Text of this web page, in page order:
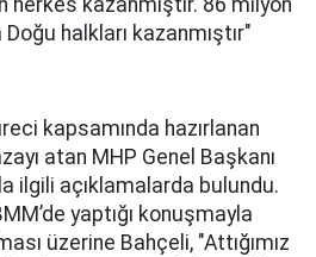
halkları kazanmıştır"
kapsamında hazırlanan
atan MHP Genel Başkanı
ilgili açıklamalarda bulundu.
yaptığı konuşmayla
üzerine Bahçeli, "Attığımız